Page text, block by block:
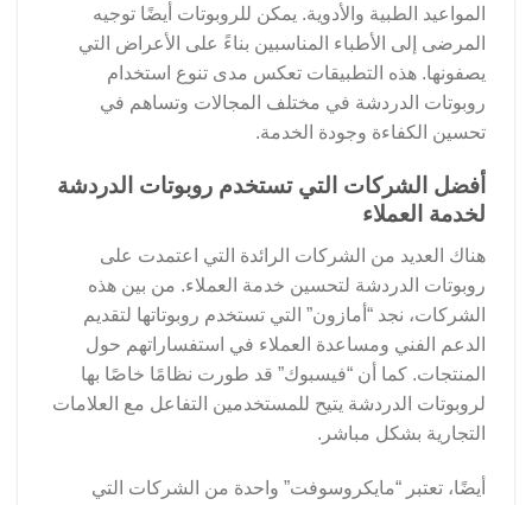
المواعيد الطبية والأدوية. يمكن للروبوتات أيضًا توجيه
المرضى إلى الأطباء المناسبين بناءً على الأعراض التي
يصفونها. هذه التطبيقات تعكس مدى تنوع استخدام
روبوتات الدردشة في مختلف المجالات وتساهم في
تحسين الكفاءة وجودة الخدمة.
أفضل الشركات التي تستخدم روبوتات الدردشة
لخدمة العملاء
هناك العديد من الشركات الرائدة التي اعتمدت على
روبوتات الدردشة لتحسين خدمة العملاء. من بين هذه
الشركات، نجد “أمازون” التي تستخدم روبوتاتها لتقديم
الدعم الفني ومساعدة العملاء في استفساراتهم حول
المنتجات. كما أن “فيسبوك” قد طورت نظامًا خاصًا بها
لروبوتات الدردشة يتيح للمستخدمين التفاعل مع العلامات
التجارية بشكل مباشر.
أيضًا، تعتبر “مايكروسوفت” واحدة من الشركات التي